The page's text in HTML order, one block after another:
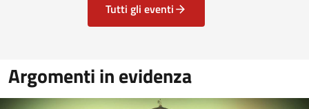
Tutti gli eventi
Argomenti in evidenza